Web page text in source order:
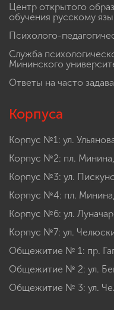
Центр открытого
обучения русскому
Психолого-
Служба
Мининского
Ответы на часто
Корпуса
Корпус №1: ул.
Корпус №2: пл.
Корпус №3: ул.
Корпус №4: пл.
Корпус №6: ул.
Корпус №7: ул.
Общежитие № 1: пр.
Общежитие № 2: ул.
Общежитие № 3: ул.